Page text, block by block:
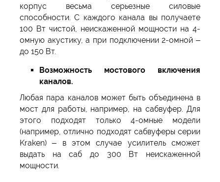
корпус весьма серьезные силовые
способности. С каждого канала вы получаете
100 Вт чистой, неискаженной мощности на 4-
омную акустику, а при подключении 2-омной –
до 150 Вт.
Возможность мостового включения
каналов.
Любая пара каналов может быть объединена в
мост для работы, например, на сабвуфер. Для
этого подходят только 4-омные модели
(например, отлично подходят сабвуферы серии
Kraken) – в этом случае усилитель сможет
выдать на саб до 300 Вт неискаженной
мощности.